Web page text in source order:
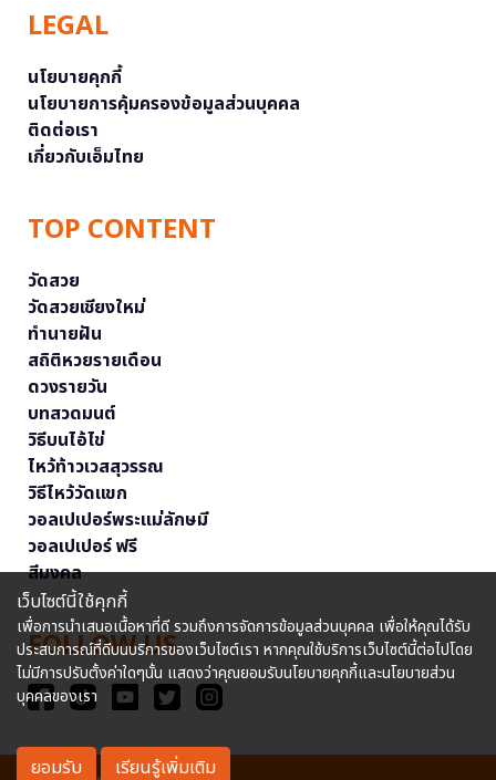
LEGAL
นโยบายคุกกี้
นโยบายการคุ้มครองข้อมูลส่วนบุคคล
ติดต่อเรา
เกี่ยวกับเอ็มไทย
TOP CONTENT
วัดสวย
วัดสวยเชียงใหม่
ทำนายฝัน
สถิติหวยรายเดือน
ดวงรายวัน
บทสวดมนต์
วิธีบนไอ้ไข่
ไหว้ท้าวเวสสุวรรณ
วิธีไหว้วัดแขก
วอลเปเปอร์พระแม่ลักษมี
วอลเปเปอร์ ฟรี
สีมงคล
FOLLOW US
เว็บไซต์นี้ใช้คุกกี้
เพื่อการนำเสนอเนื้อหาที่ดี รวมถึงการจัดการข้อมูลส่วนบุคคล เพื่อให้คุณได้รับ
ประสบการณ์ที่ดีบนบริการของเว็บไซต์เรา หากคุณใช้บริการเว็บไซต์นี้ต่อไปโดย
ไม่มีการปรับตั้งค่าใดๆนั้น แสดงว่าคุณยอมรับนโยบายคุกกี้และนโยบายส่วน
บุคคลของเรา
ยอมรับ เรียนรู้เพิ่มเติม